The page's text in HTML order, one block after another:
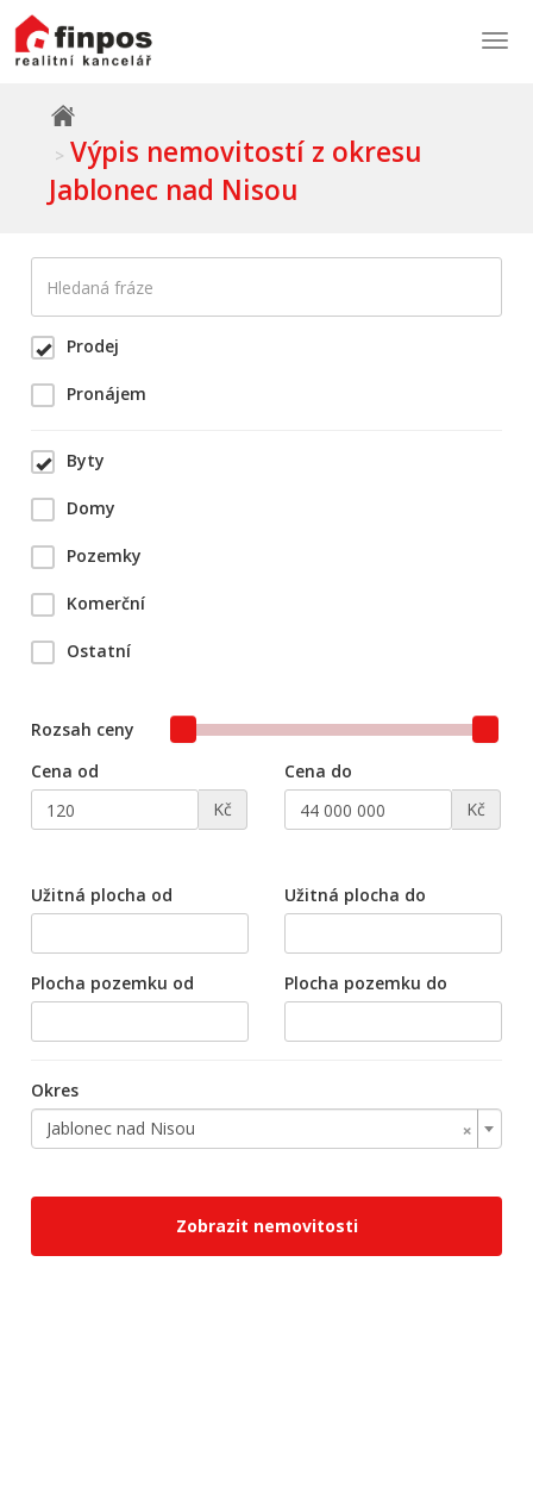
Výpis nemovitostí z okresu
Jablonec nad Nisou
Prodej
Pronájem
Byty
Domy
Pozemky
Komerční
Ostatní
Rozsah ceny
Cena od
Kč
Cena do
Kč
Užitná plocha od Užitná plocha do
Plocha pozemku od Plocha pozemku do
Okres
×
Jablonec nad Nisou
Zobrazit nemovitosti